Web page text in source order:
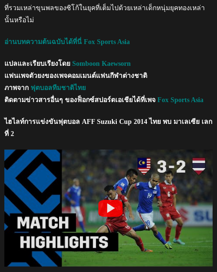
ที่รวมเหล่าขุนพลของซิโก้ในยุคที่เต็มไปด้วยเหล่าเด็กหนุ่มยุคทองเหล่า
นั้นหรือไม่
อ่านบทความต้นฉบับได้ที่นี่ Fox Sports Asia
แปลและเรียบเรียงโดย Somboon Kaewsorn
แฟนเพจตัวยงของเพจคอมเมนต์แฟนกีฬาต่างชาติ
ภาพจากฟุตบอลทีมชาติไทย
ติดตามข่าวสารอื่นๆ ของฟ็อกซ์สปอร์ตเอเชียได้ที่เพจ Fox Sports Asia
ไฮไลท์การแข่งขันฟุตบอล AFF Suzuki Cup 2014 ไทย พบ มาเลเซีย เลก
ที่ 2